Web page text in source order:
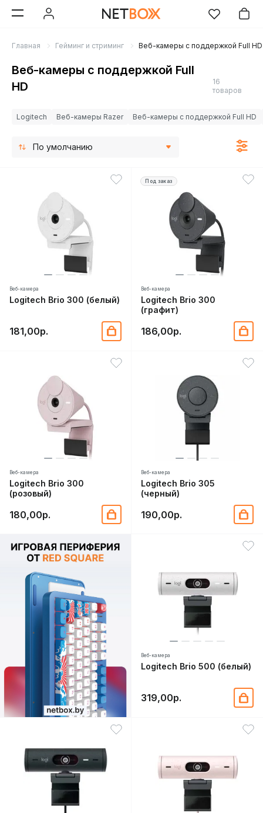
Главная Гейминг и стриминг Веб-камеры с поддержкой Full HD
Веб-камеры с поддержкой Full
HD
16
товаров
Logitech Веб-камеры Razer Веб-камеры с поддержкой Full HD
По умолчанию
Веб-камера
Logitech Brio 300 (белый)
181,00р.
Под заказ
Веб-камера
Logitech Brio 300
(графит)
186,00р.
Веб-камера
Logitech Brio 300
(розовый)
180,00р.
Веб-камера
Logitech Brio 305
(черный)
190,00р.
Веб-камера
Logitech Brio 500 (белый)
319,00р.